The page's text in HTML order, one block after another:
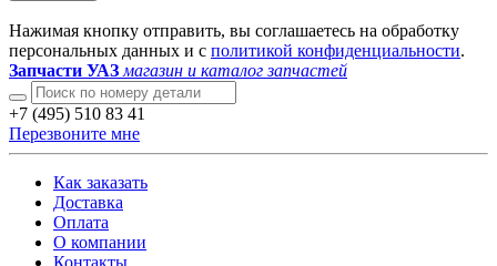
Нажимая кнопку отправить, вы соглашаетесь на обработку
персональных данных и с политикой конфиденциальности.
Запчасти УАЗ магазин и каталог запчастей
+7 (495) 510 83 41
Перезвоните мне
Как заказать
Доставка
Оплата
О компании